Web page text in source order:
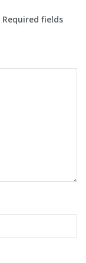
Required fields